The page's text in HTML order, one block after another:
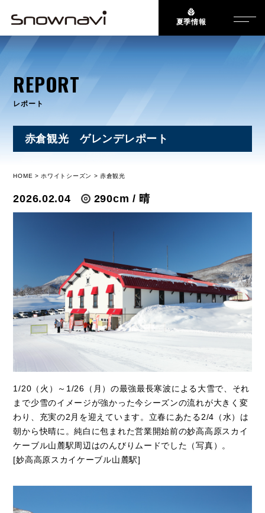
夏季情報
REPORT
レポート
赤倉観光 ゲレンデレポート
HOME ホワイトシーズン 赤倉観光
2026.02.04 290cm / 晴
1/20（火）～1/26（月）の最強最長寒波による大雪で、それ
まで少雪のイメージが強かった今シーズンの流れが大きく変
わり、充実の2月を迎えています。立春にあたる2/4（水）は
朝から快晴に。純白に包まれた営業開始前の妙高高原スカイ
ケーブル山麓駅周辺はのんびりムードでした（写真）。
[妙高高原スカイケーブル山麓駅]